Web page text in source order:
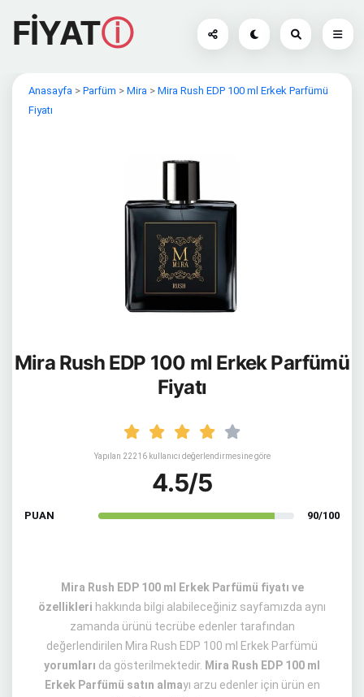
FİYATⓘ
Anasayfa > Parfüm > Mira > Mira Rush EDP 100 ml Erkek Parfümü
Fiyatı
Mira Rush EDP 100 ml Erkek Parfümü
Fiyatı
Yapılan 22216 kullanıcı değerlendirmesine göre
4.5/5
PUAN 90/100
Mira Rush EDP 100 ml Erkek Parfümü fiyatı ve
özellikleri hakkında bilgi alabileceğiniz sayfamızda aynı
zamanda ürünü tecrübe edenler tarafından
değerlendirilen Mira Rush EDP 100 ml Erkek Parfümü
yorumları da gösterilmektedir. Mira Rush EDP 100 ml
Erkek Parfümü satın almayı arzu edenler için ürün en